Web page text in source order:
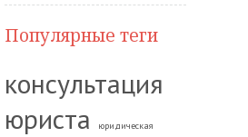
Популярные теги
консультация
юриста
юридическая